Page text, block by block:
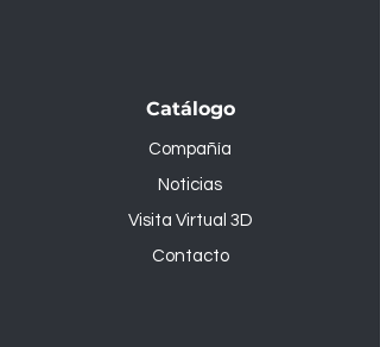
Catálogo
Compañía
Noticias
Visita Virtual 3D
Contacto